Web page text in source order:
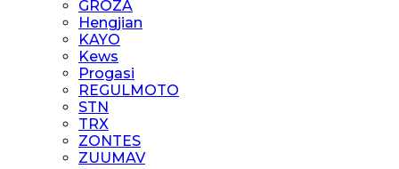
GROZA
Hengjian
KAYO
Kews
Progasi
REGULMOTO
STN
TRX
ZONTES
ZUUMAV